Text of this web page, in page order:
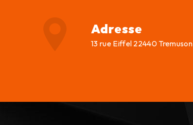
Adresse
13 rue Eiffel 22440 Tremuson